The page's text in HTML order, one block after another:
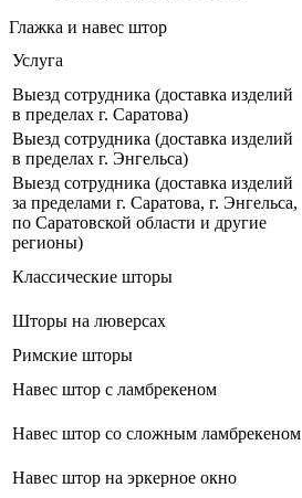
Глажка и навес штор
Услуга
Выезд сотрудника (доставка изделий
в пределах г. Саратова)
Выезд сотрудника (доставка изделий
в пределах г. Энгельса)
Выезд сотрудника (доставка изделий
за пределами г. Саратова, г. Энгельса,
по Саратовской области и другие
регионы)
Классические шторы
Шторы на люверсах
Римские шторы
Навес штор с ламбрекеном
Навес штор со сложным ламбрекеном
Навес штор на эркерное окно